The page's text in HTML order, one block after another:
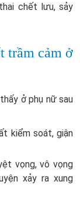
chết lưu, sảy
trầm cảm ở
ở phụ nữ sau
kiểm soát, giận
vọng, vô vọng
xảy ra xung